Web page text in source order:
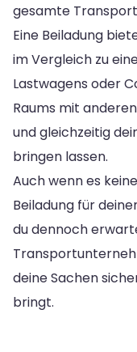
gesamte
Eine Beiladung
im Vergleich zu
Lastwagens oder
Raums mit
und gleichzeitig
bringen lassen.
Auch wenn es
Beiladung für
du dennoch
deine Sachen
bringt.